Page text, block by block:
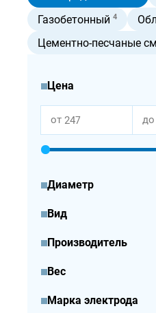
Газобетонный 4
Цементно-песчаные
Цена
от до
Диаметр
Вид
Производитель
Вес
Марка электрода